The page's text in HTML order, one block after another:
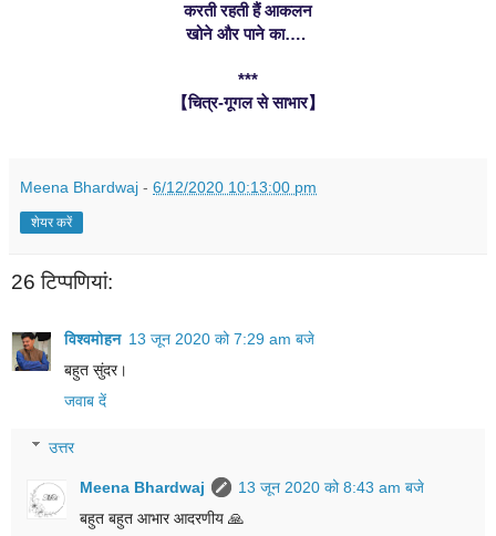
करती रहती हैं आकलन
खोने और पाने का….
***
【चित्र-गूगल से साभार】
Meena Bhardwaj - 6/12/2020 10:13:00 pm
शेयर करें
26 टिप्‍पणियां:
विश्वमोहन 13 जून 2020 को 7:29 am बजे
बहुत सुंदर।
जवाब दें
उत्तर
Meena Bhardwaj
13 जून 2020 को 8:43 am बजे
बहुत बहुत आभार आदरणीय 🙏